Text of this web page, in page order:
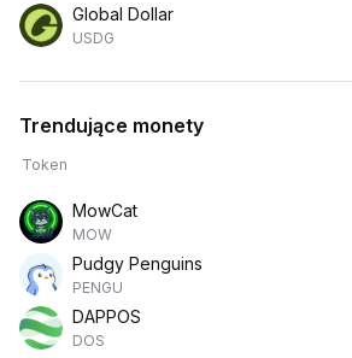
Global Dollar
USDG
Trendujące monety
Token
MowCat
MOW
Pudgy Penguins
PENGU
DAPPOS
DOS